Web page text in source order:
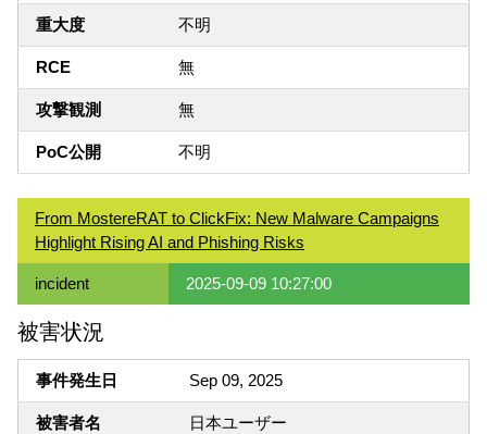
重大度 不明
RCE 無
攻撃観測 無
PoC公開 不明
From MostereRAT to ClickFix: New Malware Campaigns
Highlight Rising AI and Phishing Risks
incident 2025-09-09 10:27:00
被害状況
事件発生日 Sep 09, 2025
被害者名 日本ユーザー